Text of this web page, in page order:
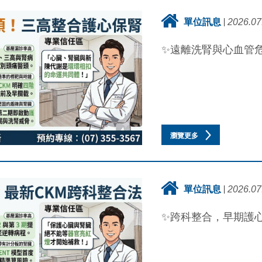
單位訊息
✨遠離洗腎與心血管
瀏覽更多
單位訊息
✨跨科整合，早期護